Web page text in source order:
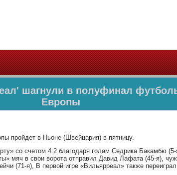
шагнули в полуфинал
Европы
пройдет в Ньоне (Швейцария) в пятницу.
со счетом 4:2 благодаря голам Седрика Бакамбю
мяч в свои ворота отправил Давид Лафата (45-я),
(71-я), В первой игре «Вильярреал» также